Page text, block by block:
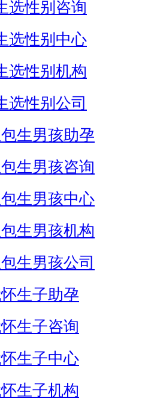
选性别咨询
选性别中心
选性别机构
选性别公司
生男孩助孕
生男孩咨询
生男孩中心
生男孩机构
生男孩公司
生子助孕
生子咨询
生子中心
生子机构